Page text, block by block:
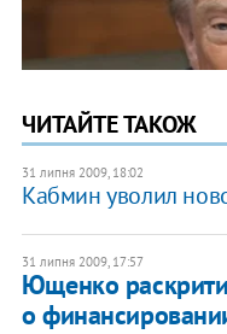
ЧИТАЙТЕ ТАКОЖ
31 липня 2009, 18:02
Кабмин уволил
31 липня 2009, 17:57
Ющенко
о